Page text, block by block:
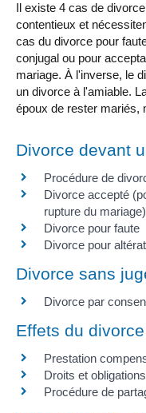
Il existe 4 cas de
contentieux et
cas du divorce pour
conjugal ou pour
mariage. À l'inverse, le
un divorce à l'amiable.
époux de rester mariés,
Divorce devant
Procédure de
Divorce accepté
rupture du mariage)
Divorce pour faute
Divorce pour
Divorce sans
Divorce par
Effets du divorce
Prestation
Droits et
Procédure de